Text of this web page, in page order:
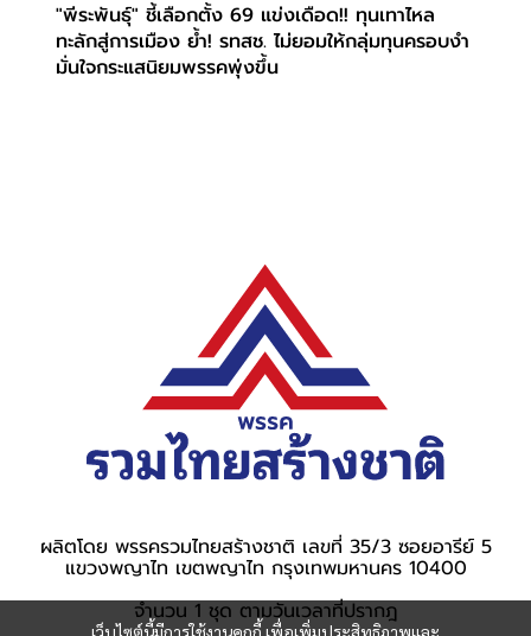
"พีระพันธุ์" ชี้เลือกตั้ง 69 แข่งเดือด!! ทุนเทาไหล
ทะลักสู่การเมือง ย้ำ! รทสช. ไม่ยอมให้กลุ่มทุนครอบงำ
มั่นใจกระแสนิยมพรรคพุ่งขึ้น
เว็บไซต์นี้มีการใช้งานคุกกี้ เพื่อเพิ่มประสิทธิภาพและ
ผลิตโดย พรรครวมไทยสร้างชาติ เลขที่ 35/3 ซอยอารีย์ 5
แขวงพญาไท เขตพญาไท กรุงเทพมหานคร 10400
จำนวน 1 ชุด ตามวันเวลาที่ปรากฎ